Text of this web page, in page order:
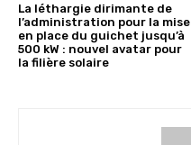
La léthargie dirimante de
l’administration pour la mise
en place du guichet jusqu’à
500 kW : nouvel avatar pour
la filière solaire